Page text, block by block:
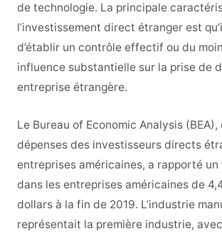
de technologie. La principale
l’investissement direct étranger est
d’établir un contrôle effectif ou du
influence substantielle sur la prise de
entreprise étrangère.
Le Bureau of Economic Analysis
dépenses des investisseurs directs
entreprises américaines, a rapporté un
dans les entreprises américaines de
dollars à la fin de 2019. L’industrie
représentait la première industrie,